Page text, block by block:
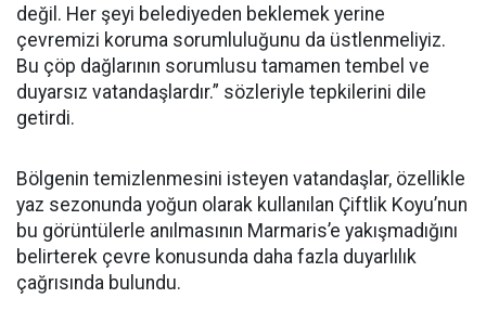
değil. Her şeyi belediyeden beklemek yerine
çevremizi koruma sorumluluğunu da üstlenmeliyiz.
Bu çöp dağlarının sorumlusu tamamen tembel ve
duyarsız vatandaşlardır.” sözleriyle tepkilerini dile
getirdi.
Bölgenin temizlenmesini isteyen vatandaşlar, özellikle
yaz sezonunda yoğun olarak kullanılan Çiftlik Koyu’nun
bu görüntülerle anılmasının Marmaris’e yakışmadığını
belirterek çevre konusunda daha fazla duyarlılık
çağrısında bulundu.